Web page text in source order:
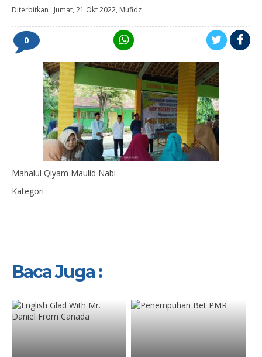
Diterbitkan : Jumat, 21 Okt 2022, Mufidz
0
Mahalul Qiyam Maulid Nabi
Kategori :
Baca Juga :